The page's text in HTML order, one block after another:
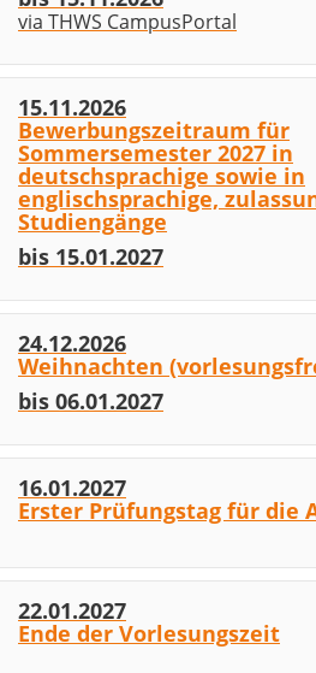
via THWS CampusPortal
15.11.2026
Bewerbungszeitraum für
Sommersemester 2027 in
deutschsprachige sowie in
englischsprachige,
Studiengänge
bis 15.01.2027
24.12.2026
Weihnachten
bis 06.01.2027
16.01.2027
Erster Prüfungstag für die
22.01.2027
Ende der Vorlesungszeit